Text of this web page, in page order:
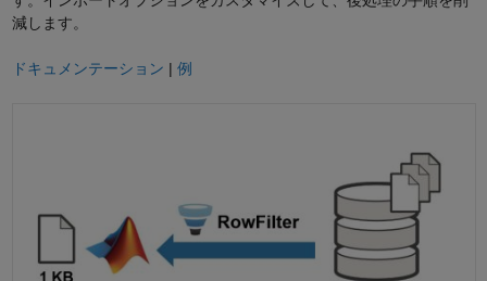
減します。
ドキュメンテーション | 例